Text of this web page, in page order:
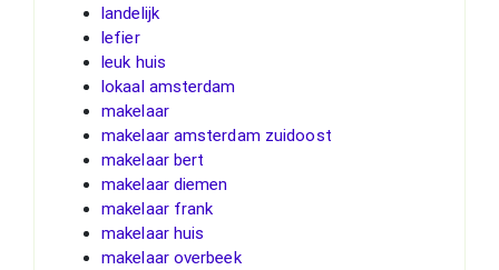
landelijk
lefier
leuk huis
lokaal amsterdam
makelaar
makelaar amsterdam zuidoost
makelaar bert
makelaar diemen
makelaar frank
makelaar huis
makelaar overbeek